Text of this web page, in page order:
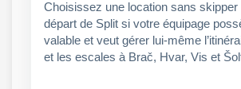
Choisissez une location sans skipper
départ de Split si votre équipage
valable et veut gérer lui-même
et les escales à Brač, Hvar, Vis et